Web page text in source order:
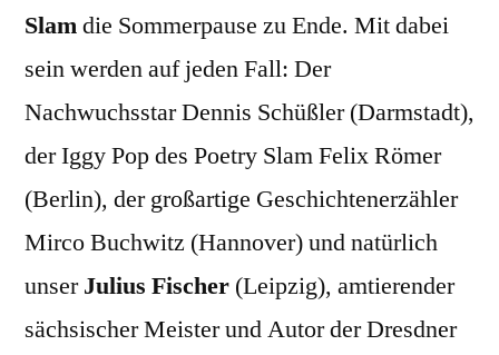
Slamdie Sommerpause zu Ende. Mit dabei
sein werden auf jeden Fall: Der
Nachwuchsstar Dennis Schüßler (Darmstadt),
der Iggy Pop des Poetry Slam Felix Römer
(Berlin), der großartige Geschichtenerzähler
Mirco Buchwitz (Hannover) und natürlich
unserJulius Fischer (Leipzig), amtierender
sächsischer Meister und Autor der Dresdner